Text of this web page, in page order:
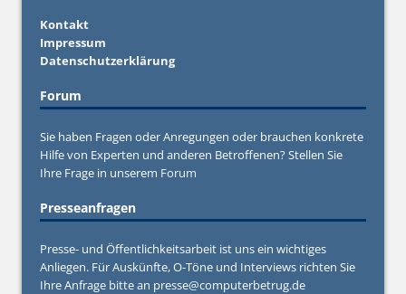
Kontakt
Impressum
Datenschutzerklärung
Forum
Sie haben Fragen oder Anregungen oder brauchen konkrete
Hilfe von Experten und anderen Betroffenen? Stellen Sie
Ihre Frage in unserem Forum
Presseanfragen
Presse- und Öffentlichkeitsarbeit ist uns ein wichtiges
Anliegen. Für Auskünfte, O-Töne und Interviews richten Sie
Ihre Anfrage bitte an presse@computerbetrug.de